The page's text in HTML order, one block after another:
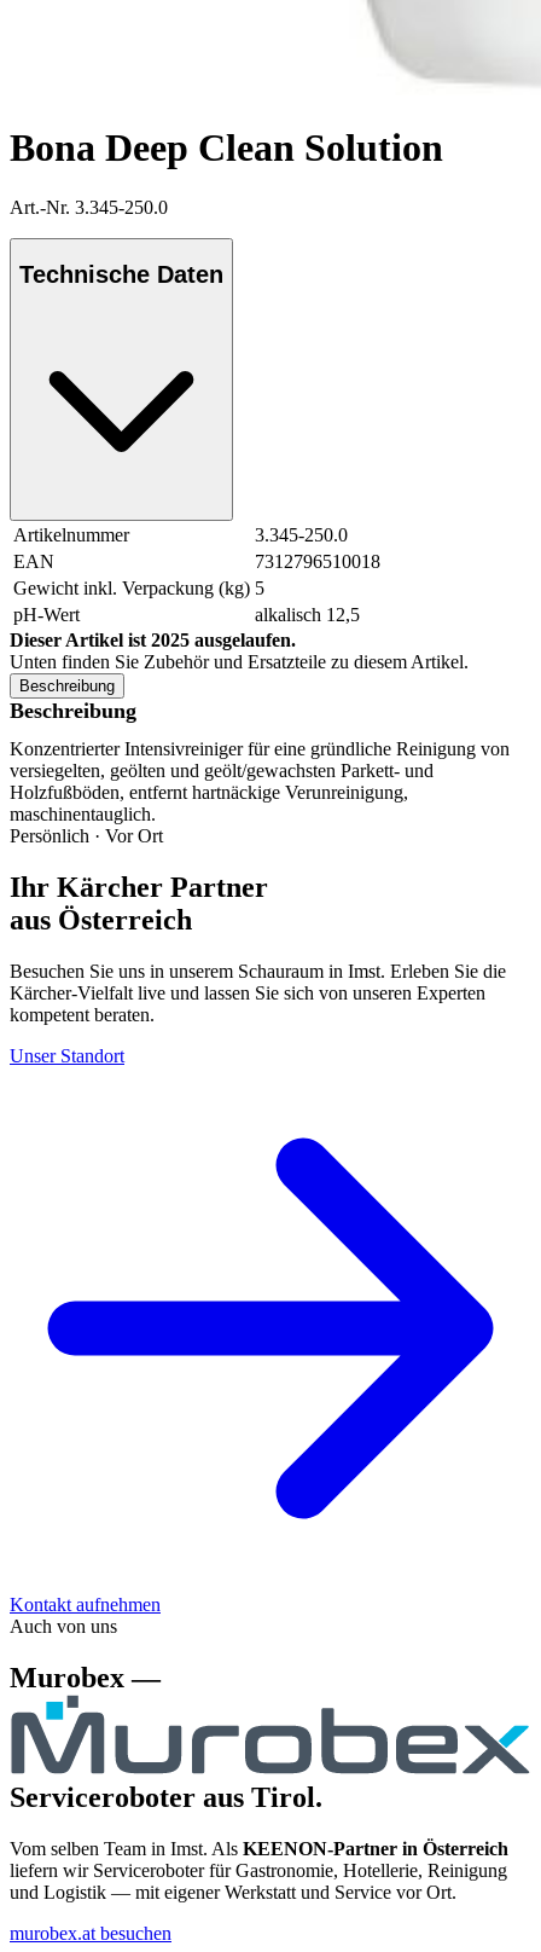
Bona Deep Clean Solution
Art.-Nr. 3.345-250.0
Technische Daten
Artikelnummer
3.345-250.0
EAN
7312796510018
Gewicht inkl. Verpackung (kg) 5
pH-Wert
alkalisch 12,5
Dieser Artikel ist 2025 ausgelaufen.
Unten finden Sie Zubehör und Ersatzteile zu diesem Artikel.
Beschreibung
Beschreibung
Konzentrierter Intensivreiniger für eine gründliche Reinigung von
versiegelten, geölten und geölt/gewachsten Parkett- und
Holzfußböden, entfernt hartnäckige Verunreinigung,
maschinentauglich.
Persönlich · Vor Ort
Ihr Kärcher Partner
aus Österreich
Besuchen Sie uns in unserem Schauraum in Imst. Erleben Sie die
Kärcher-Vielfalt live und lassen Sie sich von unseren Experten
kompetent beraten.
Unser Standort
Kontakt aufnehmen
Auch von uns
Murobex —
Serviceroboter aus Tirol.
Vom selben Team in Imst. Als KEENON-Partner in Österreich
liefern wir Serviceroboter für Gastronomie, Hotellerie, Reinigung
und Logistik — mit eigener Werkstatt und Service vor Ort.
murobex.at besuchen